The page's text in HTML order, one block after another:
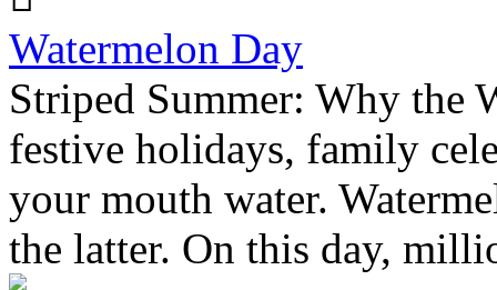
Watermelon Day
Striped Summer: Why the
festive holidays, family
your mouth water.
the latter. On this day,